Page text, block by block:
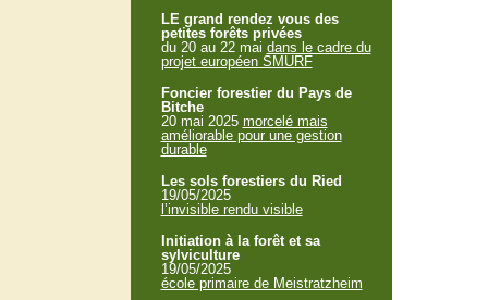
LE grand rendez vous des
petites forêts privées
du 20 au 22 mai dans le cadre du
projet européen SMURF
Foncier forestier du Pays de
Bitche
20 mai 2025 morcelé mais
améliorable pour une gestion
durable
Les sols forestiers du Ried
19/05/2025
l’invisible rendu visible
Initiation à la forêt et sa
sylviculture
19/05/2025
école primaire de Meistratzheim